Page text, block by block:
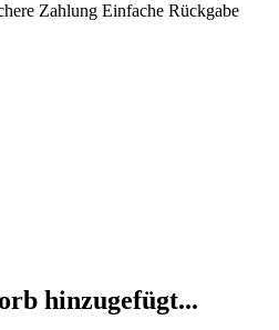
Zahlung Einfache Rückgabe
hinzugefügt...